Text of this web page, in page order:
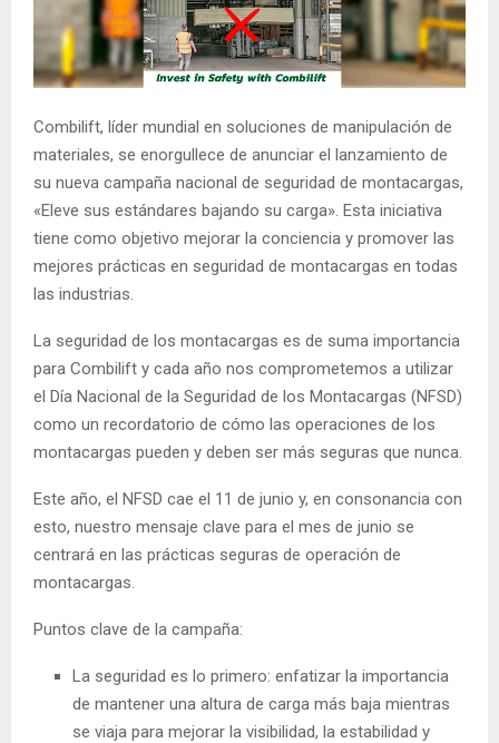
Combilift, líder mundial en soluciones de manipulación de
materiales, se enorgullece de anunciar el lanzamiento de
su nueva campaña nacional de seguridad de montacargas,
«Eleve sus estándares bajando su carga». Esta iniciativa
tiene como objetivo mejorar la conciencia y promover las
mejores prácticas en seguridad de montacargas en todas
las industrias.
La seguridad de los montacargas es de suma importancia
para Combilift y cada año nos comprometemos a utilizar
el Día Nacional de la Seguridad de los Montacargas (NFSD)
como un recordatorio de cómo las operaciones de los
montacargas pueden y deben ser más seguras que nunca.
Este año, el NFSD cae el 11 de junio y, en consonancia con
esto, nuestro mensaje clave para el mes de junio se
centrará en las prácticas seguras de operación de
montacargas.
Puntos clave de la campaña:
La seguridad es lo primero: enfatizar la importancia
de mantener una altura de carga más baja mientras
se viaja para mejorar la visibilidad, la estabilidad y